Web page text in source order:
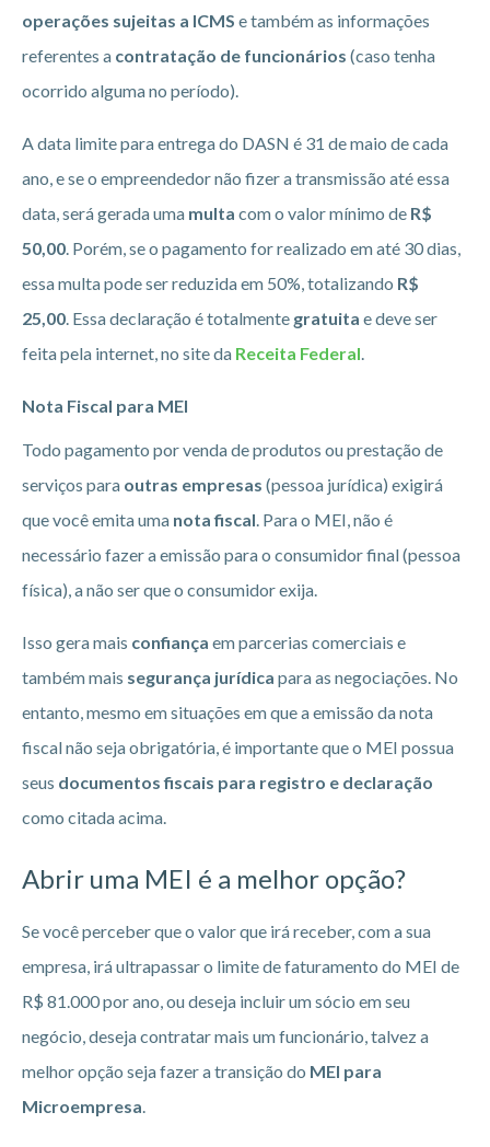
operações sujeitas a ICMS e também as informações
referentes a contratação de funcionários (caso tenha
ocorrido alguma no período).
A data limite para entrega do DASN é 31 de maio de cada
ano, e se o empreendedor não fizer a transmissão até essa
data, será gerada uma multa com o valor mínimo de R$
50,00. Porém, se o pagamento for realizado em até 30 dias,
essa multa pode ser reduzida em 50%, totalizando R$
25,00. Essa declaração é totalmente gratuita e deve ser
feita pela internet, no site da Receita Federal.
Nota Fiscal para MEI
Todo pagamento por venda de produtos ou prestação de
serviços para outras empresas (pessoa jurídica) exigirá
que você emita uma nota fiscal. Para o MEI, não é
necessário fazer a emissão para o consumidor final (pessoa
física), a não ser que o consumidor exija.
Isso gera mais confiança em parcerias comerciais e
também mais segurança jurídica para as negociações. No
entanto, mesmo em situações em que a emissão da nota
fiscal não seja obrigatória, é importante que o MEI possua
seus documentos fiscais para registro e declaração
como citada acima.
Abrir uma MEI é a melhor opção?
Se você perceber que o valor que irá receber, com a sua
empresa, irá ultrapassar o limite de faturamento do MEI de
R$ 81.000 por ano, ou deseja incluir um sócio em seu
negócio, deseja contratar mais um funcionário, talvez a
melhor opção seja fazer a transição do MEI para
Microempresa.